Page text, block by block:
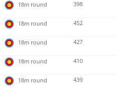
18m round 398
18m round 452
18m round 427
18m round 410
18m round 439